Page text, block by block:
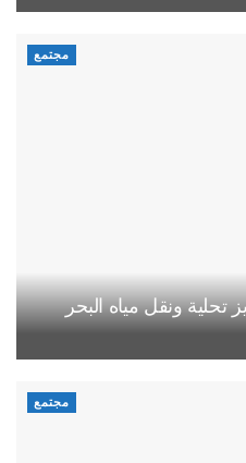
مجتمع
ونقل مياه البحر
مجتمع